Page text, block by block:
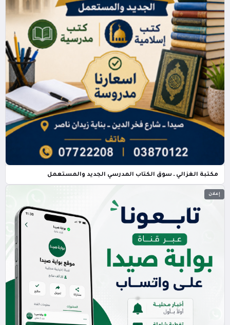
مكتبة الغزالي ـ سوق الكتاب المدرسي الجديد والمستعمل
إعلان